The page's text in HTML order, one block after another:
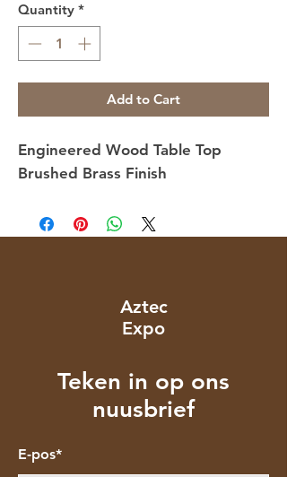
Quantity *
Add to Cart
Engineered Wood Table Top
Brushed Brass Finish
Aztec
Expo
Teken in op ons
nuusbrief
E-pos*